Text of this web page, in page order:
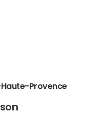
Provence